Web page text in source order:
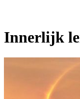
Innerlijk